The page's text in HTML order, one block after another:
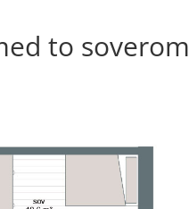
to soverom